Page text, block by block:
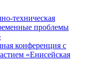
техническая
проблемы
конференция с
«Енисейская